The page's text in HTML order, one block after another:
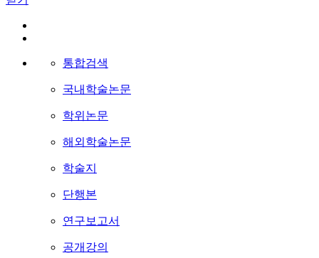
통합검색
국내학술논문
학위논문
해외학술논문
학술지
단행본
연구보고서
공개강의